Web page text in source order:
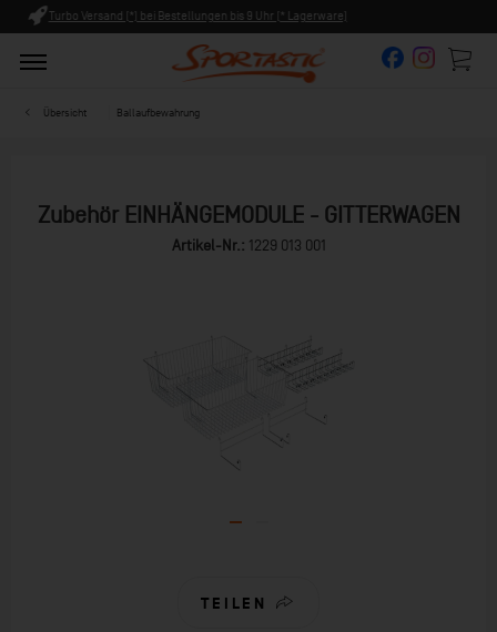
Persönliche Beratung ab 8:00 Uhr Früh (Mo-Fr)
Übersicht Ballaufbewahrung
Zubehör EINHÄNGEMODULE - GITTERWAGEN
Artikel-Nr.: 1229 013 001
TEILEN